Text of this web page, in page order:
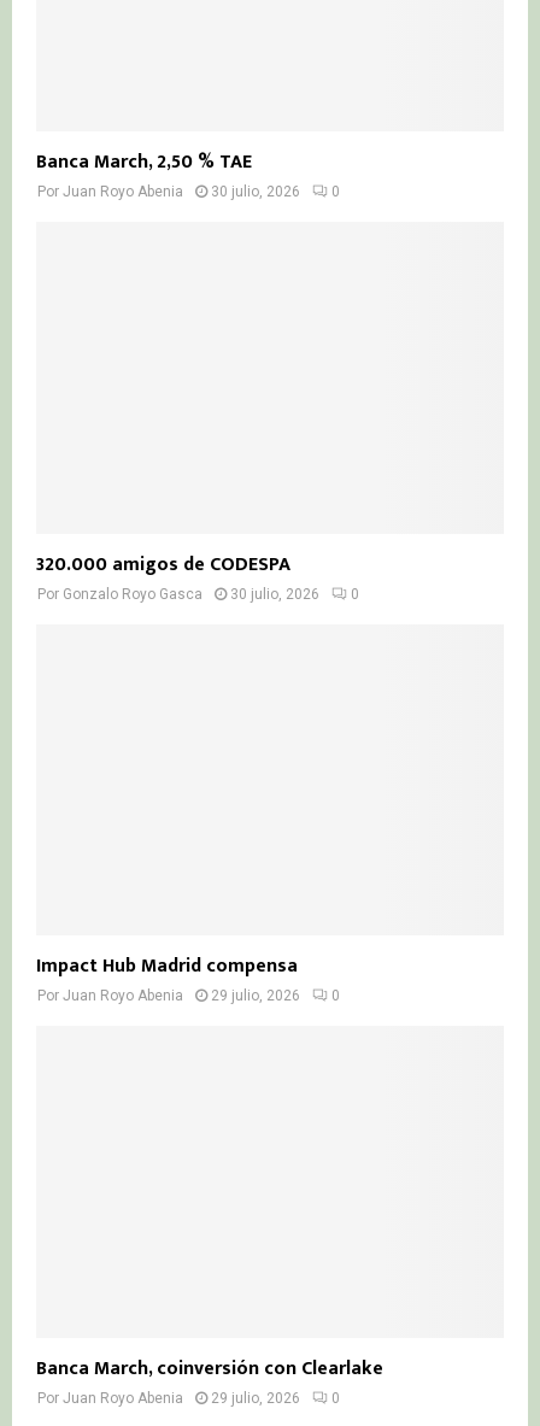
Banca March, 2,50 % TAE
Por Juan Royo Abenia 30 julio, 2026 0
320.000 amigos de CODESPA
Por Gonzalo Royo Gasca 30 julio, 2026 0
Impact Hub Madrid compensa
Por Juan Royo Abenia 29 julio, 2026 0
Banca March, coinversión con Clearlake
Por Juan Royo Abenia 29 julio, 2026 0